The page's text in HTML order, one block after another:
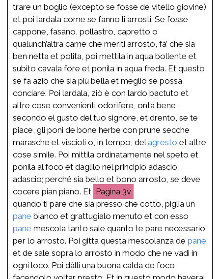
trare un boglio (excepto se fosse de vitello giovine)
et poi lardala come se fanno li arrosti. Se fosse
cappone, fasano, pollastro, capretto o
qualunch’altra carne che meriti arrosto, fa’ che sia
ben netta et polita, poi mettila in aqua bollente et
subito cavala fore et ponila in aqua freda. Et questo
se fa aziò che sia più bella et meglio se possa
conciare. Poi lardala, ziò è con lardo bactuto et
altre cose convenienti odorifere, onta bene,
secondo el gusto del tuo signore, et drento, se te
piace, gli poni de bone herbe con prune secche
marasche et viscioli o, in tempo, delagresto et altre
cose simile. Poi mittila ordinatamente nel speto et
ponila al foco et daglilo nel principio adascio
adascio; perché sia bello et bono arrosto, se deve
cocere pian piano. Et
3v
quando ti pare che sia presso che cotto, piglia un
pane bianco et grattugialo menuto et con esso
pane mescola tanto sale quanto te pare necessario
per lo arrosto. Poi gitta questa mescolanza de pane
et de sale sopra lo arrosto in modo che ne vadi in
ogni loco. Poi dàlli una buona calda de foco,